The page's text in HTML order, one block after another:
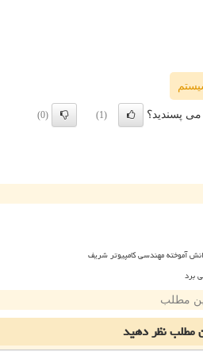
پسندید؟ (1)
(0)
آموخته مهندسی کامپیوتر شریف
برد
مطلب
مطلبنظر دهید